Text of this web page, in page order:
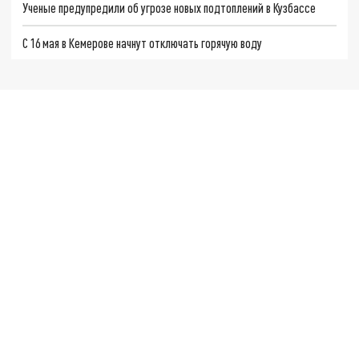
Ученые предупредили об угрозе новых подтоплений в Кузбассе
С 16 мая в Кемерове начнут отключать горячую воду